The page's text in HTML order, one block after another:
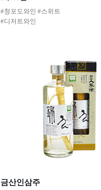
#청포도와인 #스위트
#디저트와인
금산인삼주